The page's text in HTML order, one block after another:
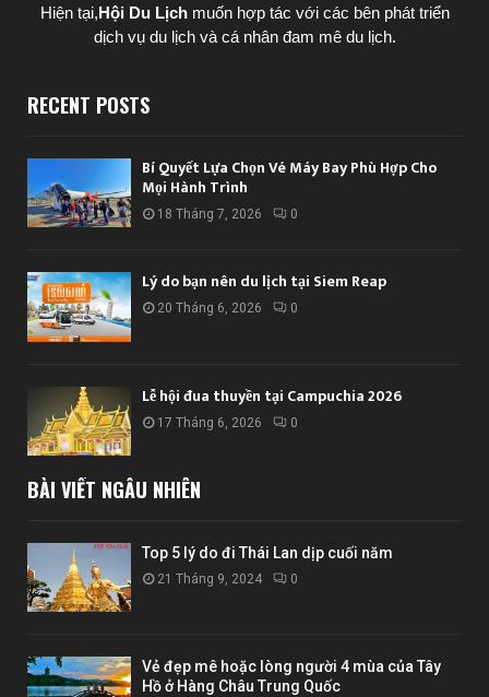
Hiện tại,Hội Du Lịch muốn hợp tác với các bên phát triển
dịch vụ du lịch và cá nhân đam mê du lịch.
RECENT POSTS
Bí Quyết Lựa Chọn Vé Máy Bay Phù Hợp Cho
Mọi Hành Trình
18 Tháng 7, 2026 0
Lý do bạn nên du lịch tại Siem Reap
20 Tháng 6, 2026 0
Lễ hội đua thuyền tại Campuchia 2026
17 Tháng 6, 2026 0
BÀI VIẾT NGẪU NHIÊN
Top 5 lý do đi Thái Lan dịp cuối năm
21 Tháng 9, 2024 0
Vẻ đẹp mê hoặc lòng người 4 mùa của Tây
Hồ ở Hàng Châu Trung Quốc